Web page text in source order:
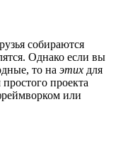
собираются
Однако если вы
то на этих для
проекта
или